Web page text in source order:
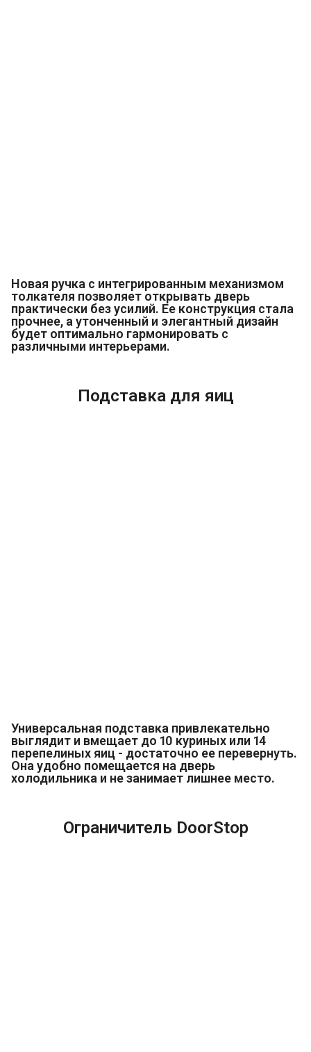
Новая ручка с интегрированным механизмом
толкателя позволяет открывать дверь
практически без усилий. Ее конструкция стала
прочнее, а утонченный и элегантный дизайн
будет оптимально гармонировать с
различными интерьерами.
Подставка для яиц
Универсальная подставка привлекательно
выглядит и вмещает до 10 куриных или 14
перепелиных яиц - достаточно ее перевернуть.
Она удобно помещается на дверь
холодильника и не занимает лишнее место.
Ограничитель DoorStop